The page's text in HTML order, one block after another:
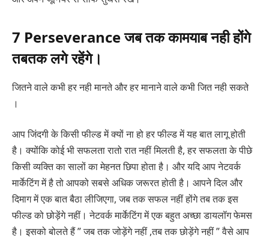
7 Perseverance जब तक कामयाब नही होंगे
तबतक लगे रहेंगे।
जितने वाले कभी हर नही मानते और हर मानाने वाले कभी जित नही सकते
।
आप जिंदगी के किसी फील्ड में क्यों ना हो हर फील्ड में यह बात लागू होती
है। क्योंकि कोई भी सफलता रातो रात नहीं मिलती है, हर सफलता के पीछे
किसी व्यक्ति का सालों का मेहनत छिपा होता है। और यदि आप नेटवर्क
मार्केटिंग में है तो आपको सबसे अधिक जरूरत होती है। आपने दिल और
दिमाग में एक बात बैठा लीजिएगा, जब तक सफल नहीं होंगे तब तक इस
फील्ड को छोड़ेंगे नहीं। नेटवर्क मार्केटिंग में एक बहुत अच्छा डायलॉग फेमस
है। इसको बोलते हैं ” जब तक जोड़ेंगे नहीं ,तब तक छोड़ेंगे नहीं ” वैसे आप